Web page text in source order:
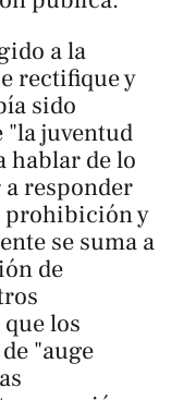
a la
rectifique y
sido
"la juventud
hablar de lo
a responder
prohibición y
se suma a
de
los
"auge